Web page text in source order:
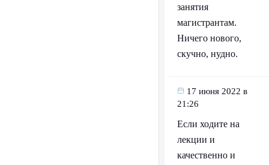
занятия
магистрантам.
Ничего нового,
скучно, нудно.
17 июня 2022 в
21:26
Если ходите на
лекции и
качественно и